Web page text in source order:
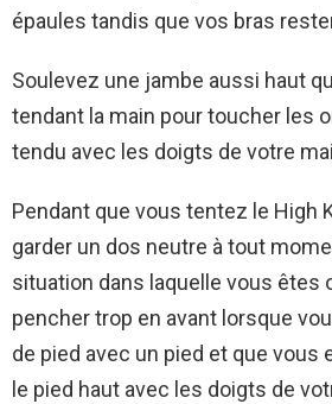
épaules tandis que vos bras
Soulevez une jambe aussi haut
tendant la main pour toucher les
tendu avec les doigts de votre
Pendant que vous tentez le High
garder un dos neutre à tout
situation dans laquelle vous êtes
pencher trop en avant lorsque
de pied avec un pied et que vous
le pied haut avec les doigts de